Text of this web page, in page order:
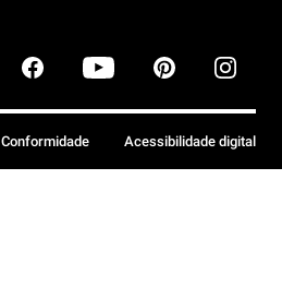
Conformidade Acessibilidade digital